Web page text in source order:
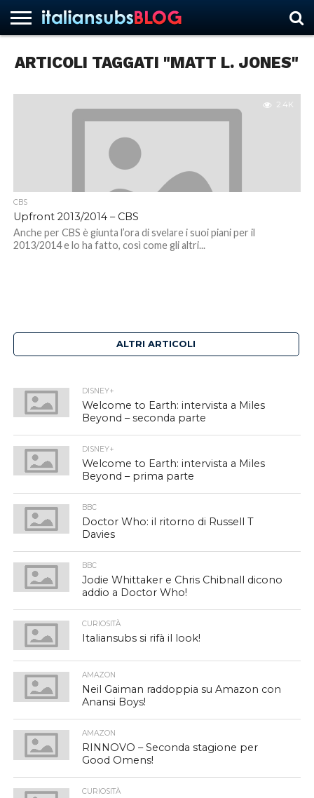
NEWS
ASCOLTI
RECENSIONI
INTERVISTE
CURIOSITÀ
CHI
CONTATTACI
FORUM
ITALIANSUBS
ARTICOLI TAGGATI "MATT L. JONES"
2.4K
CBS
Upfront 2013/2014 – CBS
Anche per CBS è giunta l’ora di svelare i suoi piani per il
2013/2014 e lo ha fatto, così come gli altri...
ALTRI ARTICOLI
DISNEY+
Welcome to Earth: intervista a Miles
Beyond – seconda parte
DISNEY+
Welcome to Earth: intervista a Miles
Beyond – prima parte
BBC
Doctor Who: il ritorno di Russell T
Davies
BBC
Jodie Whittaker e Chris Chibnall dicono
addio a Doctor Who!
CURIOSITÀ
Italiansubs si rifà il look!
AMAZON
Neil Gaiman raddoppia su Amazon con
Anansi Boys!
AMAZON
RINNOVO – Seconda stagione per
Good Omens!
CURIOSITÀ